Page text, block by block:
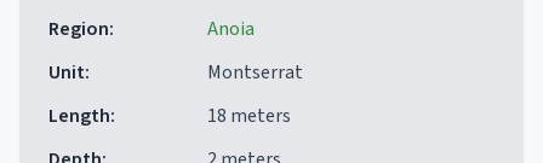
Region:
Anoia
Unit:
Montserrat
Length:
18 meters